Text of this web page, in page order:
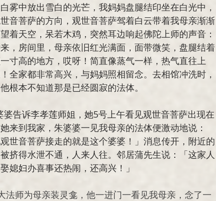
雾中放出雪白的光芒，我妈妈盘腿结印坐在白光中，
音菩萨的方向，观世音菩萨驾着白云带着我母亲渐渐
着天空，呆若木鸡，突然耳边响起佛陀上师的声音：
，房间里，母亲依旧红光满面，面带微笑，盘腿结着
寸高的地方，哎呀！简直像蒸气一样，热气直往上
全家都非常高兴，与妈妈照相留念。去相馆冲洗时，
根本不知道那是已经圆寂的法体。
来到我家，朱婆婆一见我母亲的法体便激动地说：
世音菩萨接走的就是这个婆婆！」消息传开，附近的
挤得水泄不通，人来人往。邻居蒲先生说：「这家人
媳妇办喜事还热闹，还高兴！」